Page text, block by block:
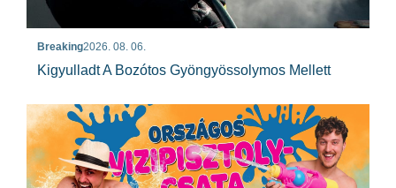
Breaking2026. 08. 06.
Kigyulladt A Bozótos Gyöngyössolymos Mellett